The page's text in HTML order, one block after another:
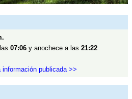
07:06 y anochece a las 21:22
publicada >>